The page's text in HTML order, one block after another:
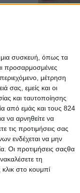
μια συσκευή, όπως τα
προσαρμοσμένες
μέτρηση
σας, εμείς και οι
και ταυτοποίησης
από εμάς και τους 824
να αρνηθείτε να
τις προτιμήσεις σας
ενδέχεται να μην
Οι προτιμήσεις σαςθα
τη
στο κουμπί
Υγεία,
Ισορροπημένη
& lifestyle
trends”:
17 ΑΠΡ